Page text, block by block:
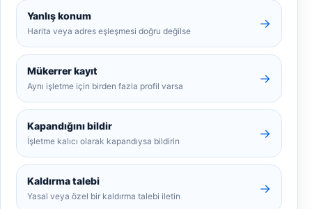
Yanlış konum
Harita veya adres eşleşmesi doğru değilse
→
Mükerrer kayıt
Aynı işletme için birden fazla profil varsa
→
Kapandığını bildir
İşletme kalıcı olarak kapandıysa bildirin
→
Kaldırma talebi
Yasal veya özel bir kaldırma talebi iletin
→